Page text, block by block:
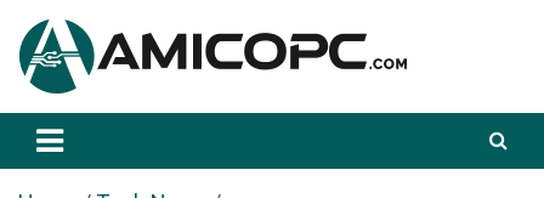
a
Amicopc.com